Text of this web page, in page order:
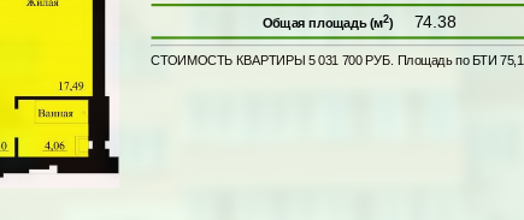
Общая площадь (м2) 74.38
СТОИМОСТЬ КВАРТИРЫ 5 031 700 РУБ. Площадь по БТИ 75,1